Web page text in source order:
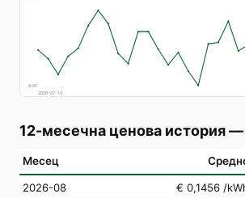
€58
2026-07-10
12-месечна ценова история—
Месец
2026-08 € 0,1456 /